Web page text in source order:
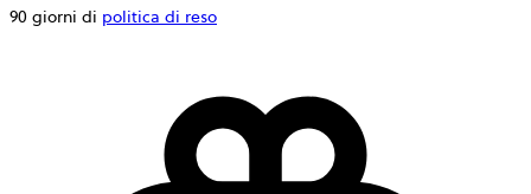
90 giorni di politica di reso